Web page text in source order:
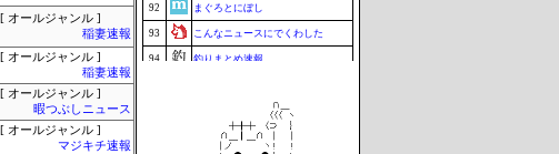
[ オールジャンル ]
稲妻速報
[ オールジャンル ]
稲妻速報
[ オールジャンル ]
暇つぶしニュース
[ オールジャンル ]
マジキチ速報
92 まぐろとにぼし
93 こんなニュースにでくわした
94 釣りまとめ速報
ミーハー総研（ミーハー総合研究
ねこのあまやどり